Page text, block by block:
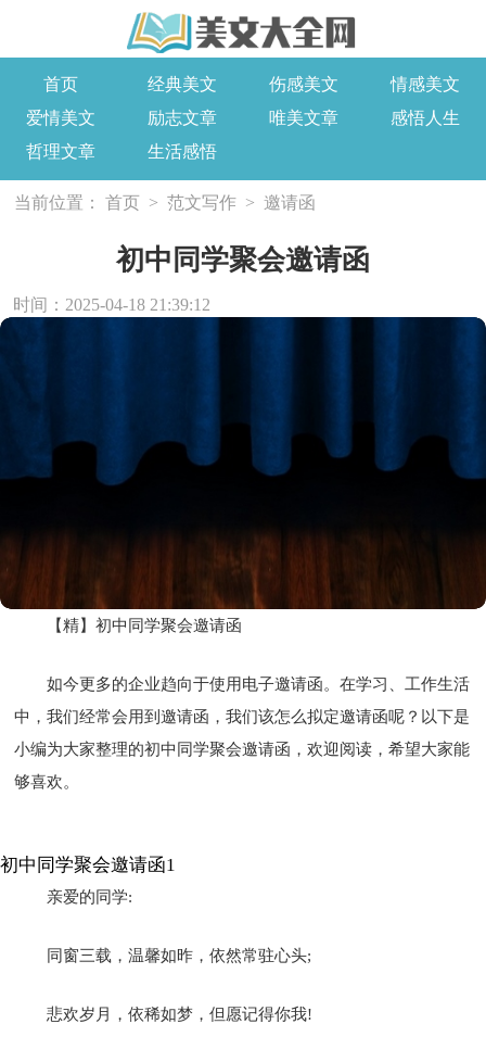
首页 经典美文 伤感美文
情感美文
爱情美文
励志文章 唯美文章
感悟人生
哲理文章
生活感悟
当前位置： 首页 > 范文写作 > 邀请函
初中同学聚会邀请函
时间：2025-04-18 21:39:12
【精】初中同学聚会邀请函
如今更多的企业趋向于使用电子邀请函。在学习、工作生活
中，我们经常会用到邀请函，我们该怎么拟定邀请函呢？以下是
小编为大家整理的初中同学聚会邀请函，欢迎阅读，希望大家能
够喜欢。
初中同学聚会邀请函1
亲爱的同学:
同窗三载，温馨如昨，依然常驻心头;
悲欢岁月，依稀如梦，但愿记得你我!